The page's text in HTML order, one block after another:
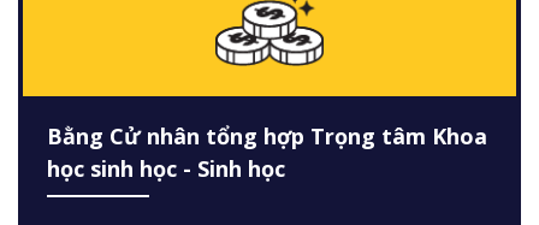
Bằng Cử nhân tổng hợp Trọng tâm Khoa
học sinh học - Sinh học